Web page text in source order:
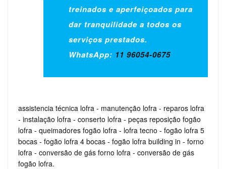
treinados e aperfeiçoados para
dar tranquilidade a todos os
serviços prestados.
WhatsApp: 11 96054-0675
assistencia técnica lofra - manutenção lofra - reparos lofra
- instalação lofra - conserto lofra - peças reposição fogão
lofra - queimadores fogão lofra - lofra tecno - fogão lofra 5
bocas - fogão lofra 4 bocas - fogão lofra building in - forno
lofra - conversão de gás forno lofra - conversão de gás
fogão lofra.